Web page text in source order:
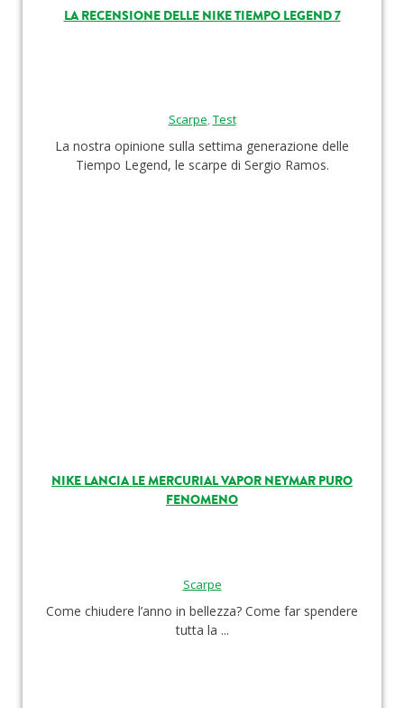
LA RECENSIONE DELLE NIKE TIEMPO LEGEND 7
Scarpe,Test
La nostra opinione sulla settima generazione delle
Tiempo Legend, le scarpe di Sergio Ramos.
NIKE LANCIA LE MERCURIAL VAPOR NEYMAR PURO
FENOMENO
Scarpe
Come chiudere l’anno in bellezza? Come far spendere
tutta la ...